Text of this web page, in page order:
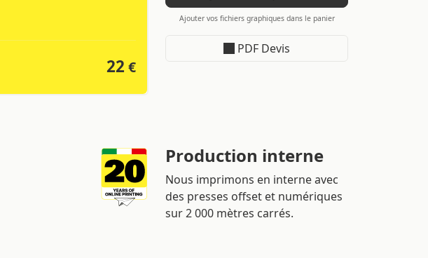
22 €
Ajouter vos fichiers graphiques dans le panier
PDF Devis
Production interne
Nous imprimons en interne avec
des presses offset et numériques
sur 2 000 mètres carrés.